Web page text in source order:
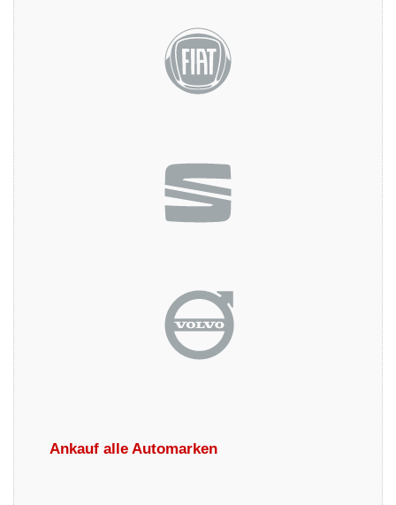
Ankauf alle Automarken